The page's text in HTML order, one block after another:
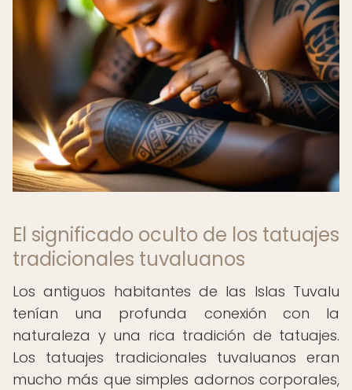
El significado oculto de los tatuajes
tradicionales tuvaluanos
Los antiguos habitantes de las Islas Tuvalu
tenían una profunda conexión con la
naturaleza y una rica tradición de tatuajes.
Los tatuajes tradicionales tuvaluanos eran
mucho más que simples adornos corporales,